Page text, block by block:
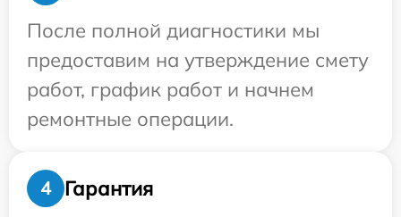
После полной диагностики мы
предоставим на утверждение смету
работ, график работ и начнем
ремонтные операции.
4
Гарантия